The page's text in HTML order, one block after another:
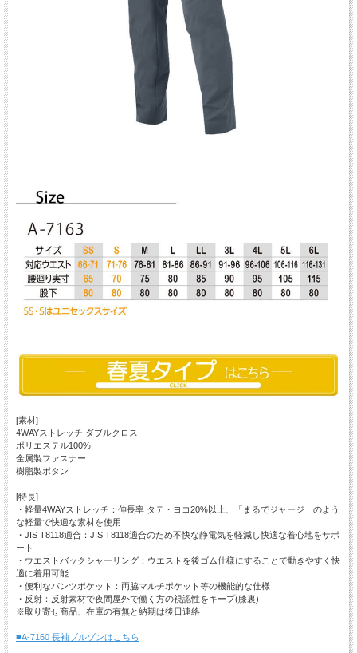
[素材]
4WAYストレッチ ダブルクロス
ポリエステル100%
金属製ファスナー
樹脂製ボタン
[特長]
・軽量4WAYストレッチ：伸長率 タテ・ヨコ20%以上、「まるでジャージ」のよう
な軽量で快適な素材を使用
・JIS T8118適合：JIS T8118適合のため不快な静電気を軽減し快適な着心地をサポ
ート
・ウエストバックシャーリング：ウエストを後ゴム仕様にすることで動きやすく快
適に着用可能
・便利なパンツポケット：両脇マルチポケット等の機能的な仕様
・反射：反射素材で夜間屋外で働く方の視認性をキープ(膝裏)
※取り寄せ商品、在庫の有無と納期は後日連絡
■A-7160 長袖ブルゾンはこちら